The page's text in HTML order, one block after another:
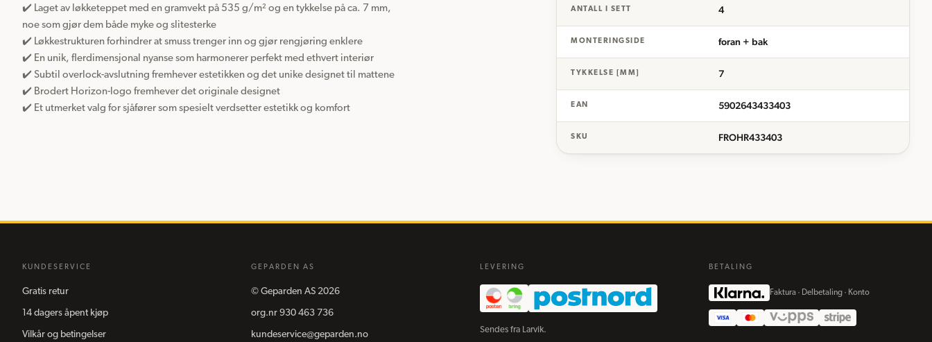
✔️ Laget av løkketeppet med en gramvekt på 535 g/m² og en tykkelse på ca. 7 mm,
noe som gjør dem både myke og slitesterke
✔️ Løkkestrukturen forhindrer at smuss trenger inn og gjør rengjøring enklere
✔️ En unik, flerdimensjonal nyanse som harmonerer perfekt med ethvert interiør
✔️ Subtil overlock-avslutning fremhever estetikken og det unike designet til mattene
✔️ Brodert Horizon-logo fremhever det originale designet
✔️ Et utmerket valg for sjåfører som spesielt verdsetter estetikk og komfort
ANTALL I SETT 4
MONTERINGSIDE foran + bak
TYKKELSE [MM] 7
EAN 5902643433403
SKU FROHR433403
KUNDESERVICE
Gratis retur
14 dagers åpent kjøp
Vilkår og betingelser
GEPARDEN AS
© Geparden AS 2026
org.nr 930 463 736
kundeservice@geparden.no
LEVERING
Sendes fra Larvik.
BETALING
Faktura · Delbetaling · Konto